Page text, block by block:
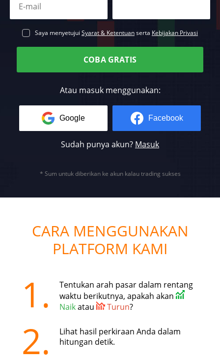
Saya menyetujui Syarat & Ketentuanserta Kebijakan Privasi
COBA GRATIS
Atau masuk menggunakan:
Google Facebook
Sudah punya akun? Masuk
* Sum untuk diberikan ke akun kalau trading sukses
CARA MENGGUNAKAN
PLATFORM KAMI
1.
Tentukan arah pasar dalam rentang
waktu berikutnya, apakah akan
Naikatau Turun?
2.
Lihat hasil perkiraan Anda dalam
hitungan detik.